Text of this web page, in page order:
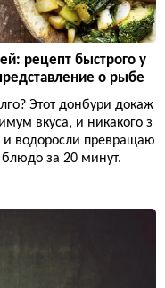
рецепт быстрого у
о рыбе
Этот донбури докаж
вкуса, и никакого з
и водоросли превращаю
за 20 минут.